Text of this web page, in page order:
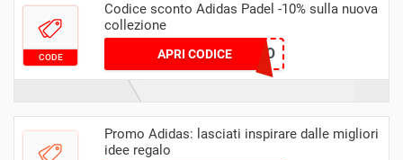
CODE
Codice sconto Adidas Padel -10% sulla nuova
collezione
APRI CODICE
AFPCODICERISPARMIO
Promo Adidas: lasciati inspirare dalle migliori
idee regalo